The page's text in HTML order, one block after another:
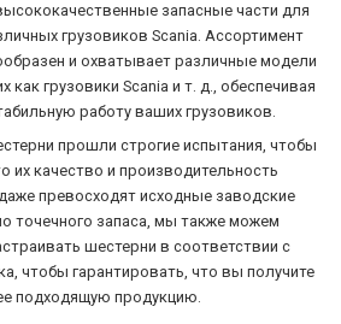
запасные части для
грузовиков Scania. Ассортимент
и охватывает различные модели
как грузовики Scania и т. д., обеспечивая
работу ваших грузовиков.
прошли строгие испытания, чтобы
их качество и производительность
превосходят исходные заводские
точечного запаса, мы также можем
шестерни в соответствии с
чтобы гарантировать, что вы получите
подходящую продукцию.